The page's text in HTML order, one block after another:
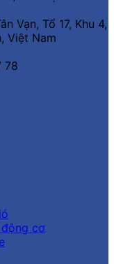
Vạn, Tổ 17, Khu 4,
Việt Nam
78
cơ